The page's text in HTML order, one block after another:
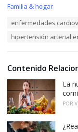
C
i
:
Familia & hogar
enfermedades
hipertensión arterial
Contenido
La
POR